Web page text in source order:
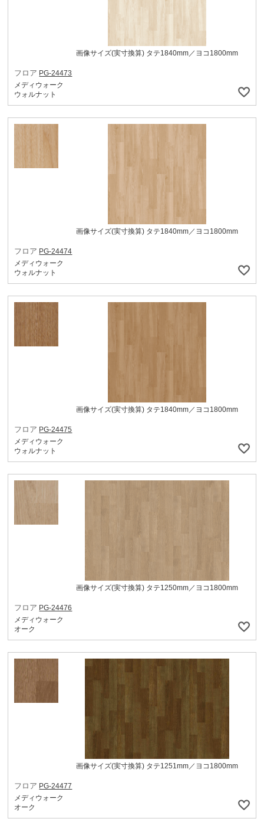
画像サイズ(実寸換算) タテ1840mm／ヨコ1800mm
フロア PG-24473
メディウォーク
ウォルナット
画像サイズ(実寸換算) タテ1840mm／ヨコ1800mm
フロア PG-24474
メディウォーク
ウォルナット
画像サイズ(実寸換算) タテ1840mm／ヨコ1800mm
フロア PG-24475
メディウォーク
ウォルナット
画像サイズ(実寸換算) タテ1250mm／ヨコ1800mm
フロア PG-24476
メディウォーク
オーク
画像サイズ(実寸換算) タテ1251mm／ヨコ1800mm
フロア PG-24477
メディウォーク
オーク